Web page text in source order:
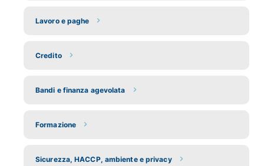
Lavoro e paghe
Credito
Bandi e finanza agevolata
Formazione
Sicurezza, HACCP, ambiente e privacy